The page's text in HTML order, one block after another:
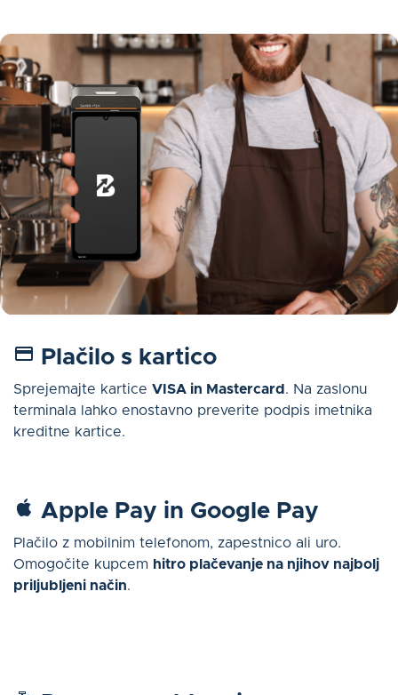
Plačilo s kartico
Sprejemajte kartice VISA in Mastercard . Na zaslonu
terminala lahko enostavno preverite podpis imetnika
kreditne kartice.
Apple Pay in Google Pay
Plačilo z mobilnim telefonom, zapestnico ali uro.
Omogočite kupcem hitro plačevanje na njihov najbolj
priljubljeni način.